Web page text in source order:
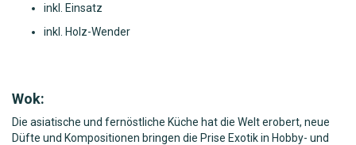
inkl. Einsatz
inkl. Holz-Wender
Wok:
Die asiatische und fernöstliche Küche hat die Welt erobert, neue
Düfte und Kompositionen bringen die Prise Exotik in Hobby- und